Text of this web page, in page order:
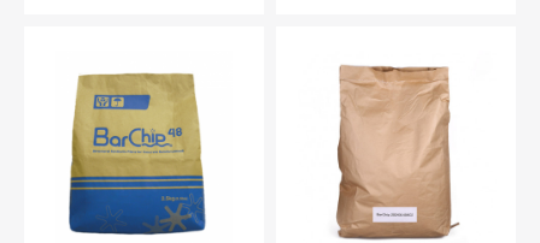
Какво включва
категорията?
Фибри за армиране на
бетонни настилки и
торкрет